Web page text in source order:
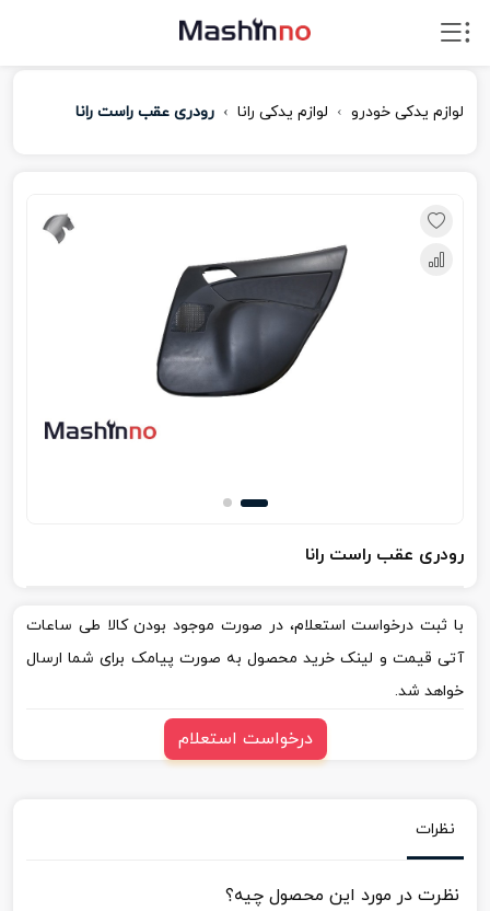
لوازم یدکی خودرو لوازم یدکی رانا رودری عقب راست رانا
رودری عقب راست رانا
با ثبت درخواست استعلام، در صورت موجود بودن کالا طی ساعات
آتی قیمت و لینک خرید محصول به صورت پیامک برای شما ارسال
خواهد شد.
درخواست استعلام
نظرات
نظرت در مورد این محصول چیه؟